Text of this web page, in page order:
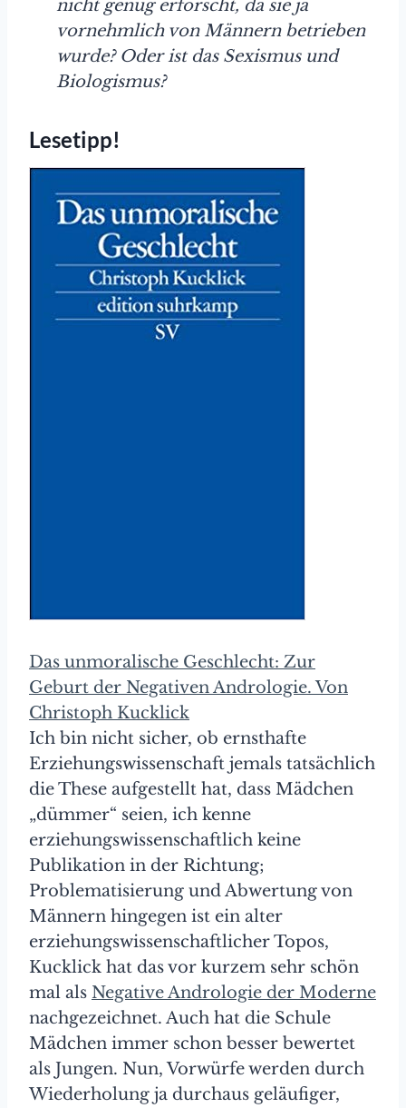
nicht genug erforscht, da sie ja
vornehmlich von Männern betrieben
wurde? Oder ist das Sexismus und
Biologismus?
Lesetipp!
Das unmoralische Geschlecht: Zur
Geburt der Negativen Andrologie. Von
Christoph Kucklick
Ich bin nicht sicher, ob ernsthafte
Erziehungswissenschaft jemals tatsächlich
die These aufgestellt hat, dass Mädchen
„dümmer“ seien, ich kenne
erziehungswissenschaftlich keine
Publikation in der Richtung;
Problematisierung und Abwertung von
Männern hingegen ist ein alter
erziehungswissenschaftlicher Topos,
Kucklick hat das vor kurzem sehr schön
mal als Negative Andrologie der Moderne
nachgezeichnet. Auch hat die Schule
Mädchen immer schon besser bewertet
als Jungen. Nun, Vorwürfe werden durch
Wiederholung ja durchaus geläufiger,